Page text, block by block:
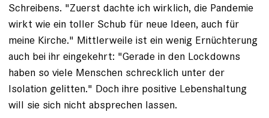
Schreibens. "Zuerst dachte ich wirklich, die Pandemie
wirkt wie ein toller Schub für neue Ideen, auch für
meine Kirche." Mittlerweile ist ein wenig Ernüchterung
auch bei ihr eingekehrt: "Gerade in den Lockdowns
haben so viele Menschen schrecklich unter der
Isolation gelitten." Doch ihre positive Lebenshaltung
will sie sich nicht absprechen lassen.